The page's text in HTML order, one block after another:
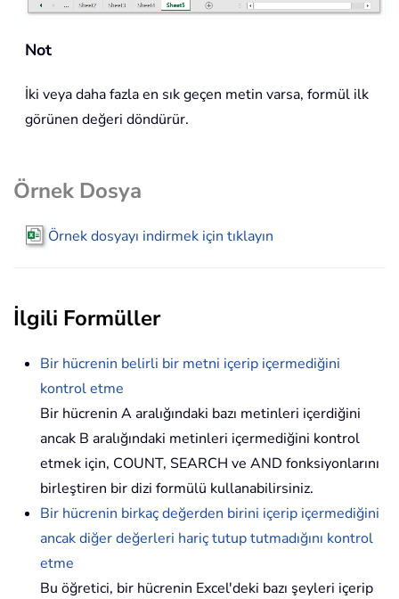
Not
İki veya daha fazla en sık geçen metin varsa, formül ilk
görünen değeri döndürür.
Örnek Dosya
Örnek dosyayı indirmek için tıklayın
İlgili Formüller
Bir hücrenin belirli bir metni içerip içermediğini
kontrol etme
Bir hücrenin A aralığındaki bazı metinleri içerdiğini
ancak B aralığındaki metinleri içermediğini kontrol
etmek için, COUNT, SEARCH ve AND fonksiyonlarını
birleştiren bir dizi formülü kullanabilirsiniz.
Bir hücrenin birkaç değerden birini içerip içermediğini
ancak diğer değerleri hariç tutup tutmadığını kontrol
etme
Bu öğretici, bir hücrenin Excel'deki bazı şeyleri içerip